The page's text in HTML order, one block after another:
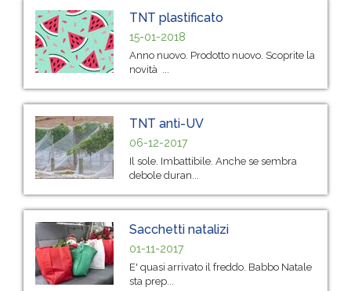
TNT plastificato
15-01-2018
Anno nuovo. Prodotto nuovo. Scoprite la
novità ...
TNT anti-UV
06-12-2017
Il sole. Imbattibile. Anche se sembra
debole duran...
Sacchetti natalizi
01-11-2017
E' quasi arrivato il freddo. Babbo Natale
sta prep...